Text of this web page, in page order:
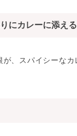
にカレーに添える
、スパイシーなカ